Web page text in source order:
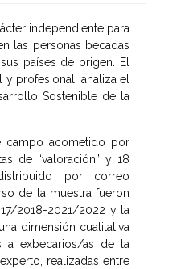
independiente para
las personas becadas
países de origen. El
y profesional, analiza el
Sostenible de la
campo acometido por
de “valoración” y 18
por correo
de la muestra fueron
2018-2021/2022 y la
dimensión cualitativa
a exbecarios/as de la
realizadas entre